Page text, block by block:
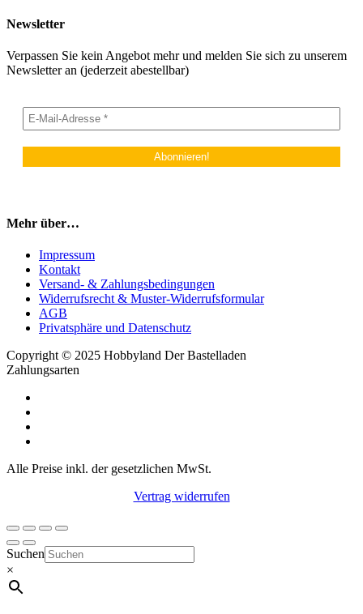
Newsletter
Verpassen Sie kein Angebot mehr und melden Sie sich zu unserem
Newsletter an (jederzeit abestellbar)
Mehr über…
Impressum
Kontakt
Versand- & Zahlungsbedingungen
Widerrufsrecht & Muster-Widerrufsformular
AGB
Privatsphäre und Datenschutz
Copyright © 2025 Hobbyland Der Bastelladen
Zahlungsarten
Alle Preise inkl. der gesetzlichen MwSt.
Vertrag widerrufen
Suchen
×